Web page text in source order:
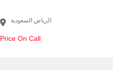
الرياض السعودية
Price On Call